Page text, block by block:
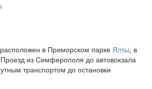
в Приморском парке Ялты, в
из Симферополя до автовокзала
транспортом до остановки